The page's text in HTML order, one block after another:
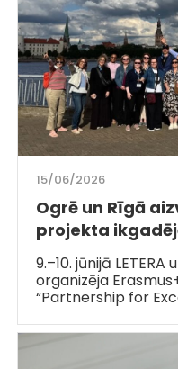
15/06/2026
Ogrē un Rīgā
projekta
9.–10. jūnijā
organizēja
“Partnership for